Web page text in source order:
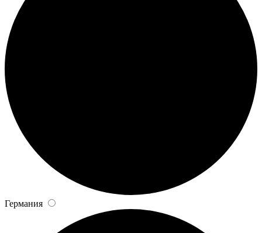
Германия